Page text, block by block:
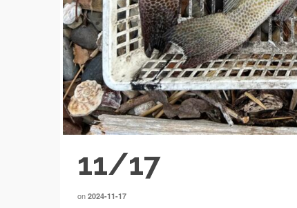
11/17
on 2024-11-17